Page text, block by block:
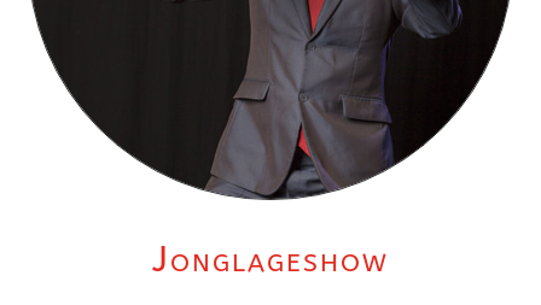
Jonglageshow